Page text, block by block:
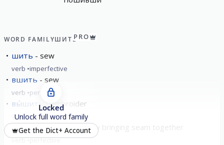
WORD FAMILYШИТЬPRO
шить sew
verb imperfective
вшить sew
verb perfective
вы́шить embroider
verb perfective
заши́ть to sew up/sew bringing seam together
verb perfective
Locked
Unlock full word family
Get the Dict+ Account